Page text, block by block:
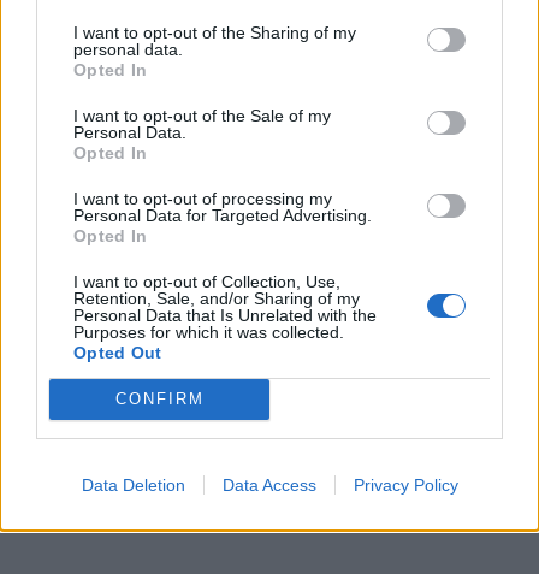
I want to opt-out of the Sharing of my
personal data.
Opted In
I want to opt-out of the Sale of my
Personal Data.
Opted In
I want to opt-out of processing my
Personal Data for Targeted Advertising.
Opted In
I want to opt-out of Collection, Use,
Retention, Sale, and/or Sharing of my
Personal Data that Is Unrelated with the
Purposes for which it was collected.
Opted Out
CONFIRM
Data Deletion Data Access Privacy Policy